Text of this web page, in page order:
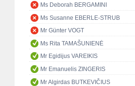
Ms Deborah BERGAMINI
Ms Susanne EBERLE-STRUB
Mr Günter VOGT
Ms Rita TAMAŠUNIENĖ
Mr Egidijus VAREIKIS
Mr Emanuelis ZINGERIS
Mr Algirdas BUTKEVIČIUS